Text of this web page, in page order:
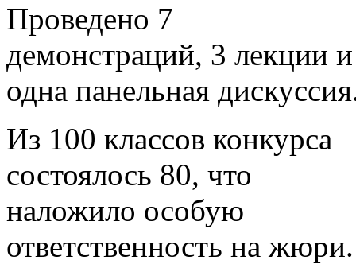
Проведено 7
демонстраций, 3 лекции и
одна панельная
Из 100 классов конкурса
состоялось 80, что
наложило особую
ответственность на жюри.